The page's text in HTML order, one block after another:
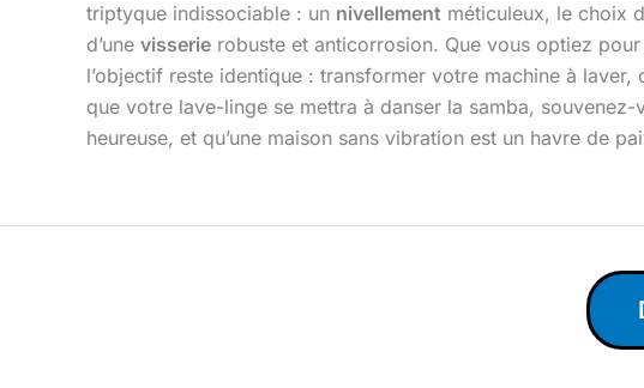
triptyque indissociable : un nivellement méticuleux, le choix
d’une visserie robuste et anticorrosion. Que vous optiez
l’objectif reste identique : transformer votre machine à
que votre lave-linge se mettra à danser la samba,
heureuse, et qu’une maison sans vibration est un havre de